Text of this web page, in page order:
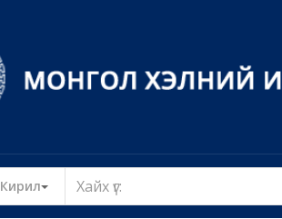
Кирил Toggle Dropdown